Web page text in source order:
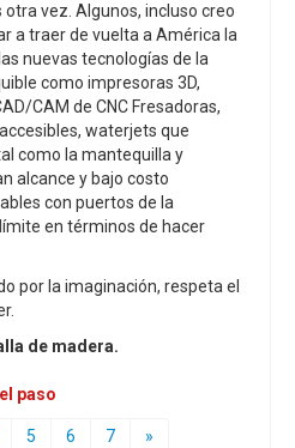
vez. Algunos, incluso creo
a traer de vuelta a América la
nuevas tecnologías de la
como impresoras 3D,
CAM de CNC Fresadoras,
waterjets que
como la mantequilla y
alcance y bajo costo
con puertos de la
en términos de hacer
por la imaginación, respeta el
de madera.
paso
5 6 7 »